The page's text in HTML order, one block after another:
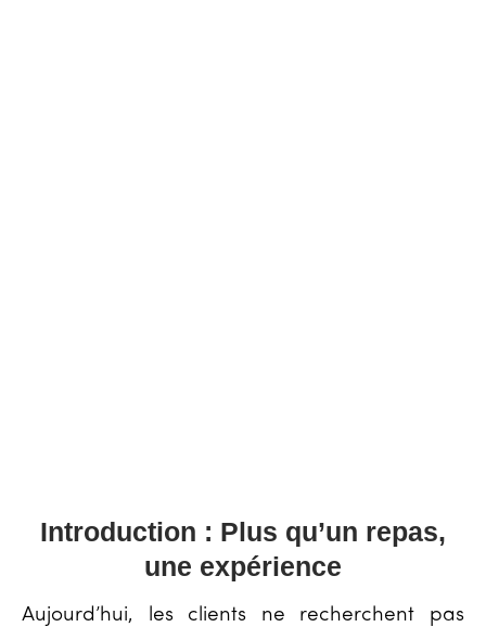
Introduction : Plus qu’un repas,
une expérience
Aujourd’hui, les clients ne recherchent pas